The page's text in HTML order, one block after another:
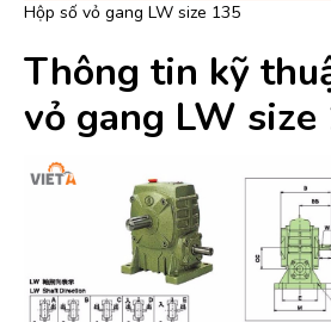
Hộp số vỏ gang LW size 135
Thông tin kỹ
vỏ gang LW size